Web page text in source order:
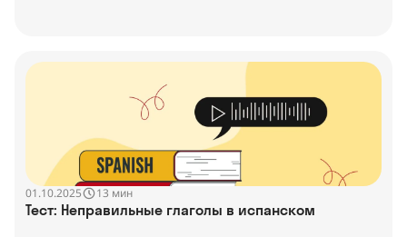
01.10.2025 13 мин
Тест: Неправильные глаголы в испанском